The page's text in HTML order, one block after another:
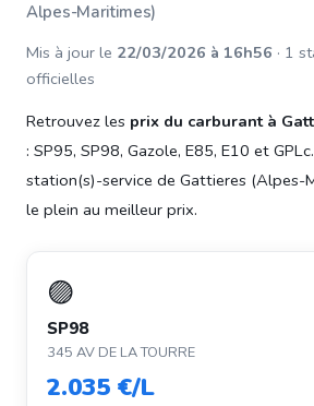
Alpes-Maritimes)
Mis à jour le 22/03/2026 à 16h56 · 1
officielles
Retrouvez les prix du carburant à
: SP95, SP98, Gazole, E85, E10 et
station(s)-service de Gattieres (Alpes-
le plein au meilleur prix.
🟣
SP98
345 AV DE LA TOURRE
2.035 €/L